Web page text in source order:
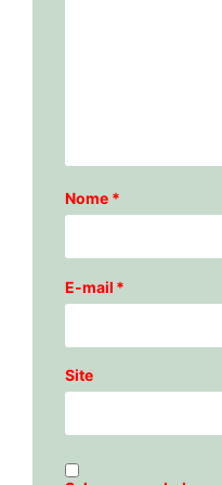
Nome *
E-mail *
Site